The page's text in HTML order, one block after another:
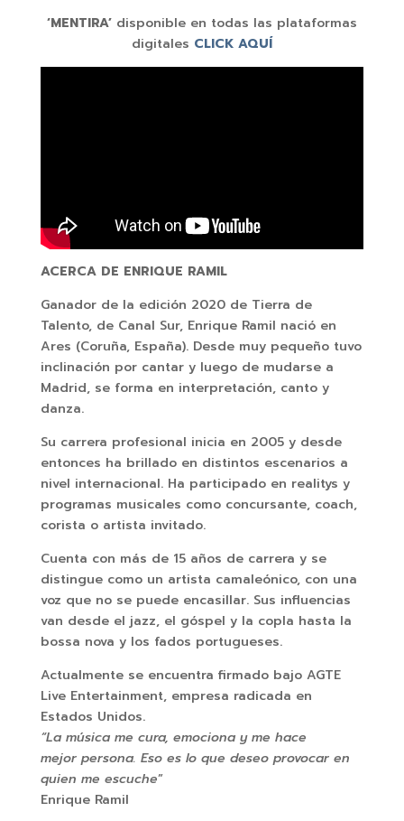
‘MENTIRA’ disponible en todas las plataformas
digitales CLICK AQUÍ
ACERCA DE ENRIQUE RAMIL
Ganador de la edición 2020 de Tierra de
Talento, de Canal Sur, Enrique Ramil nació en
Ares (Coruña, España). Desde muy pequeño tuvo
inclinación por cantar y luego de mudarse a
Madrid, se forma en interpretación, canto y
danza.
Su carrera profesional inicia en 2005 y desde
entonces ha brillado en distintos escenarios a
nivel internacional. Ha participado en realitys y
programas musicales como concursante, coach,
corista o artista invitado.
Cuenta con más de 15 años de carrera y se
distingue como un artista camaleónico, con una
voz que no se puede encasillar. Sus influencias
van desde el jazz, el góspel y la copla hasta la
bossa nova y los fados portugueses.
Actualmente se encuentra firmado bajo AGTE
Live Entertainment, empresa radicada en
Estados Unidos.
“La música me cura, emociona y me hace
mejorpersona. Eso es lo que deseo provocar en
quien me escuche”
Enrique Ramil